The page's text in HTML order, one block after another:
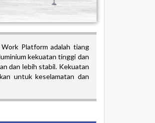
Platform adalah tiang
kekuatan tinggi dan
dan lebih stabil. Kekuatan
untuk keselamatan dan